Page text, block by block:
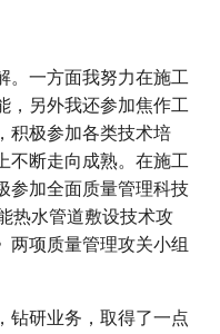
。一方面我努力在施工
，另外我还参加焦作工
积极参加各类技术培
不断走向成熟。在施工
参加全面质量管理科技
热水管道敷设技术攻
两项质量管理攻关小组
钻研业务，取得了一点